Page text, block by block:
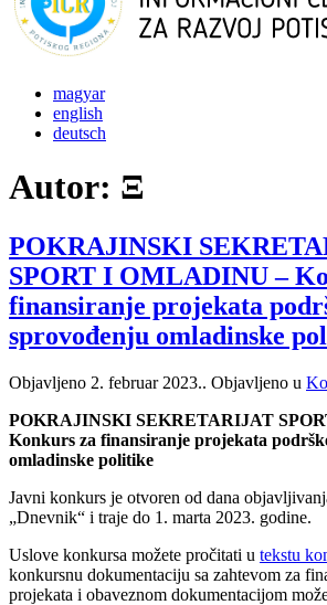
magyar
english
deutsch
Autor: Ξ
POKRAJINSKI
SPORT I OMLADINU –
finansiranje projekata
sprovođenju omladinske
Objavljeno 2. februar 2023.. Objavljeno u
POKRAJINSKI SEKRETARIJAT
Konkurs za finansiranje projekata
omladinske politike
Javni konkurs je otvoren od dana
„Dnevnik“ i traje do 1. marta 2023. godine.
Uslove konkursa možete pročitati u tekstu
konkursnu dokumentaciju sa zahtevom za
projekata i obaveznom dokumentacijom